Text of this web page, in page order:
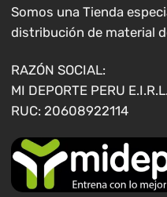
elegir
en
página
de
producto
Somos una Tienda
distribución de material
RAZÓN SOCIAL:
MI DEPORTE PERU E.I.R.L.
RUC: 20608922114